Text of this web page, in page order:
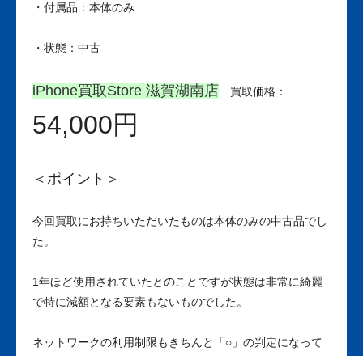
・付属品：本体のみ
・状態：中古
iPhone買取Store 滋賀湖南店 買取価格：
54,000円
＜ポイント＞
今回買取にお持ちいただいたものは本体のみの中古品でし
た。
1年ほど使用されていたとのことですが状態は非常に綺麗
で特に減額となる要素もないものでした。
ネットワークの利用制限もきちんと「○」の判定になって